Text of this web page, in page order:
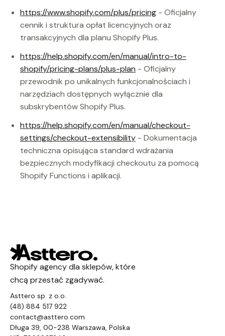
https://www.shopify.com/plus/pricing - Oficjalny
cennik i struktura opłat licencyjnych oraz
transakcyjnych dla planu Shopify Plus.
https://help.shopify.com/en/manual/intro-to-
shopify/pricing-plans/plus-plan - Oficjalny
przewodnik po unikalnych funkcjonalnościach i
narzędziach dostępnych wyłącznie dla
subskrybentów Shopify Plus.
https://help.shopify.com/en/manual/checkout-
settings/checkout-extensibility - Dokumentacja
techniczna opisująca standard wdrażania
bezpiecznych modyfikacji checkoutu za pomocą
Shopify Functions i aplikacji.
Shopify agency dla sklepów, które
chcą przestać zgadywać.
Asttero sp. z o.o.
(48) 884 517 922
contact@asttero.com
Długa 39, 00-238 Warszawa, Polska